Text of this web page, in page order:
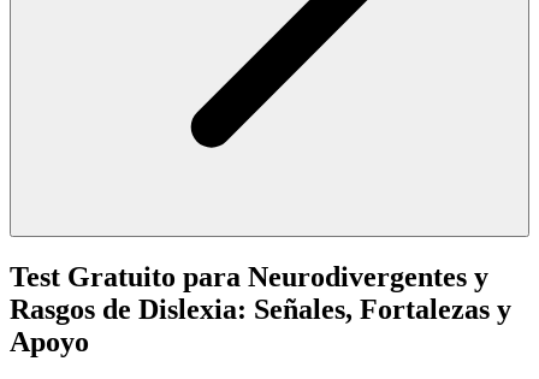
Test Gratuito para Neurodivergentes y
Rasgos de Dislexia: Señales, Fortalezas y
Apoyo